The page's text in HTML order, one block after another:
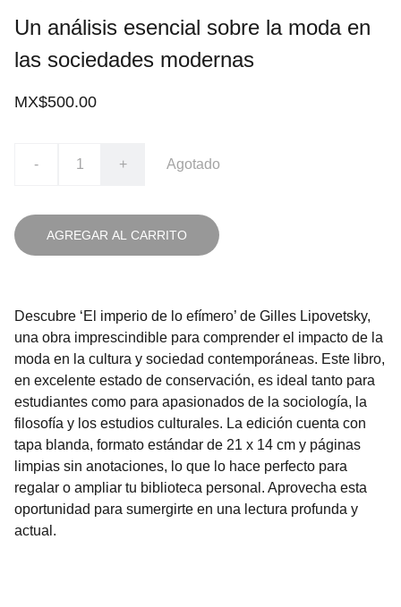
Un análisis esencial sobre la moda en
las sociedades modernas
MX$500.00
- + Agotado
AGREGAR AL CARRITO
Descubre ‘El imperio de lo efímero’ de Gilles Lipovetsky,
una obra imprescindible para comprender el impacto de la
moda en la cultura y sociedad contemporáneas. Este libro,
en excelente estado de conservación, es ideal tanto para
estudiantes como para apasionados de la sociología, la
filosofía y los estudios culturales. La edición cuenta con
tapa blanda, formato estándar de 21 x 14 cm y páginas
limpias sin anotaciones, lo que lo hace perfecto para
regalar o ampliar tu biblioteca personal. Aprovecha esta
oportunidad para sumergirte en una lectura profunda y
actual.